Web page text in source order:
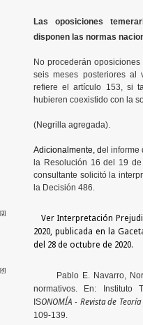
Las oposiciones
disponen las normas
No procederán
seis meses posteriores
refiere el artículo 153, si
hubieren coexistido con la
(Negrilla agregada).
Adicionalmente, del informe
la Resolución 16 del 19
consultante solicitó la
la Decisión 486.
[3]
Ver Interpretación
2020, publicada en la
del 28 de octubre de 2020.
[4]
Pablo E. Navarro, Normas
normativos. En: Instituto
ISONOMÍA - Revista de
109-139.